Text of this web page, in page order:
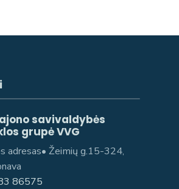
savivaldybės
grupė VVG
adresas• Žeimių g.15-324,
86575